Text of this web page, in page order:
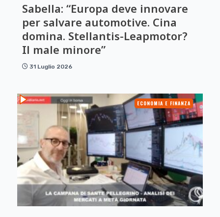
Sabella: “Europa deve innovare
per salvare automotive. Cina
domina. Stellantis-Leapmotor?
Il male minore”
31 Luglio 2026
ECONOMIA E FINANZA